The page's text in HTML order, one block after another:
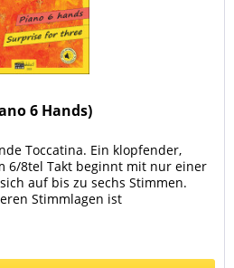
6 Hands)
Toccatina. Ein klopfender,
6/8tel Takt beginnt mit nur einer
auf bis zu sechs Stimmen.
Stimmlagen ist